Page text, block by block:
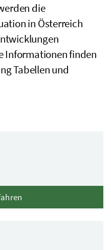
die
in Österreich
Informationen finden
Tabellen und